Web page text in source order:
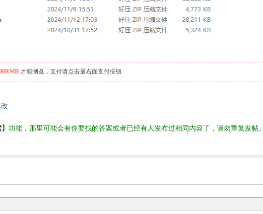
才能浏览，支付请点击最右面支付按钮
】功能，那里可能会有你要找的答案或者已经有人发布过相同内容了，请勿重复发帖